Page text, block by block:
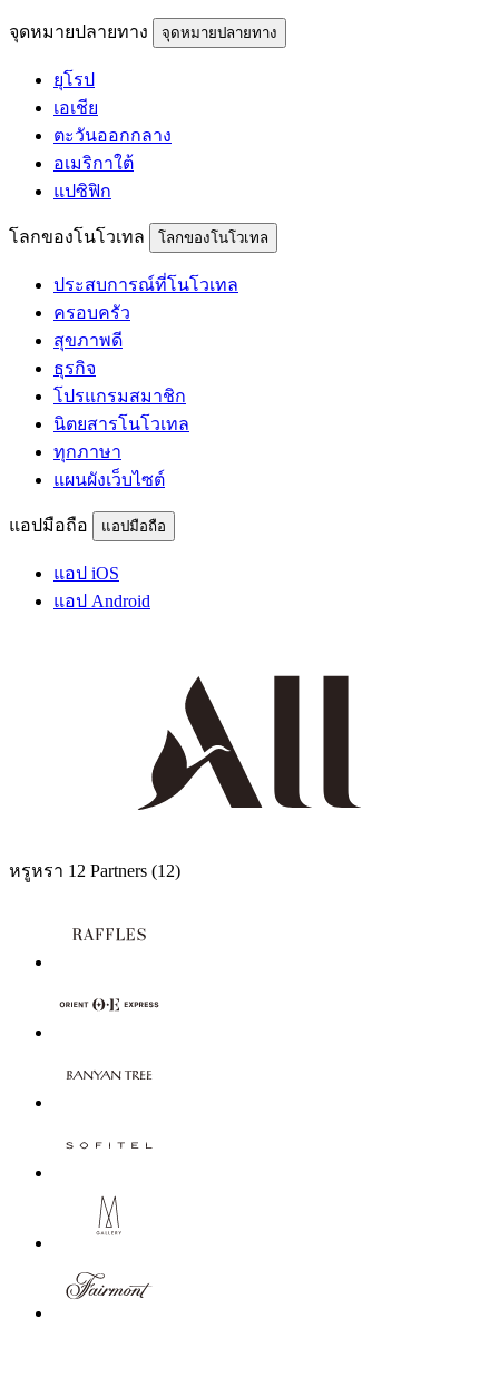
จุดหมายปลายทาง จุดหมายปลายทาง
ยุโรป
เอเชีย
ตะวันออกกลาง
อเมริกาใต้
แปซิฟิก
โลกของโนโวเทล โลกของโนโวเทล
ประสบการณ์ที่โนโวเทล
ครอบครัว
สุขภาพดี
ธุรกิจ
โปรแกรมสมาชิก
นิตยสารโนโวเทล
ทุกภาษา
แผนผังเว็บไซต์
แอปมือถือ แอปมือถือ
แอป iOS
แอป Android
หรูหรา 12 Partners (12)